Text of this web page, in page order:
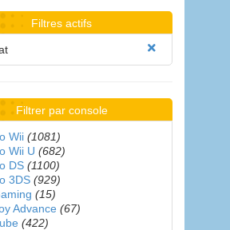
Filtres actifs
Filtrer par console
Wii (1081)
Wii U (682)
DS (1100)
3DS (929)
(15)
Advance (67)
(422)